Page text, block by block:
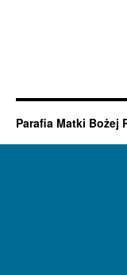
Parafia Matki Bożej